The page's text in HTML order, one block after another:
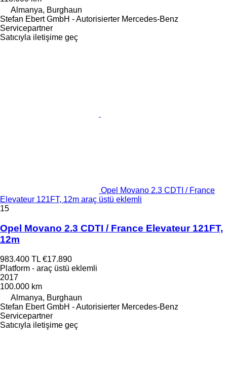
Almanya, Burghaun
Stefan Ebert GmbH - Autorisierter Mercedes-Benz
Servicepartner
Satıcıyla iletişime geç
Opel Movano 2.3 CDTI / France
Elevateur 121FT, 12m araç üstü eklemli
15
Opel Movano 2.3 CDTI / France Elevateur 121FT,
12m
983.400 TL €17.890
Platform - araç üstü eklemli
2017
100.000 km
Almanya, Burghaun
Stefan Ebert GmbH - Autorisierter Mercedes-Benz
Servicepartner
Satıcıyla iletişime geç